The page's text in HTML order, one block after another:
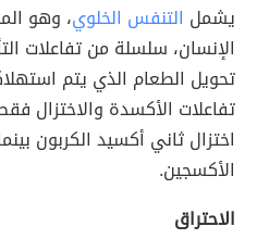
يشمل التنفس الخلوي، وهو
الإنسان، سلسلة من تفاعلات
تحويل الطعام الذي يتم
تفاعلات الأكسدة والاختزال
اختزال ثاني أكسيد الكربون
الأكسجين.
الاحتراق